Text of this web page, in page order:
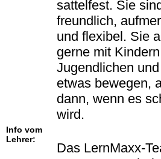
sattelfest. Sie sind
freundlich,
und flexibel. Sie
gerne mit
Jugendlichen
etwas bewegen,
dann, wenn es
wird.
Info vom
Lehrer:
Das LernMaxx-